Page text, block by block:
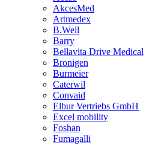
AkcesMed
Artmedex
B.Well
Barry
Bellavita Drive Medical
Bronigen
Burmeier
Caterwil
Convaid
Elbur Vertriebs GmbH
Excel mobility
Foshan
Fumagalli